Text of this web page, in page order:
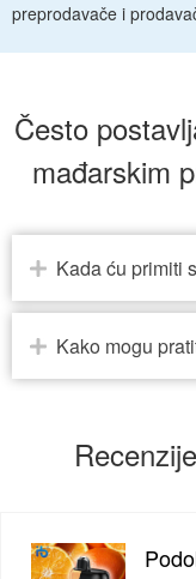
preprodavače i
Često
mađarskim
Kada ću primiti
Kako mogu